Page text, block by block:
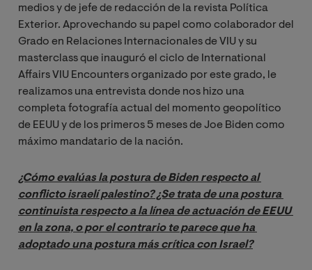
medios y de jefe de redacción de la revista Política
Exterior. Aprovechando su papel como colaborador del
Grado en Relaciones Internacionales de VIU y su
masterclass que inauguró el ciclo de International
Affairs VIU Encounters organizado por este grado, le
realizamos una entrevista donde nos hizo una
completa fotografía actual del momento geopolítico
de EEUU y de los primeros 5 meses de Joe Biden como
máximo mandatario de la nación.
¿Cómo evalúas la postura de Biden respecto al
conflicto israelí palestino? ¿Se trata de una postura
continuista respecto a la línea de actuación de EEUU
en la zona, o por el contrario te parece que ha
adoptado una postura más crítica con Israel?